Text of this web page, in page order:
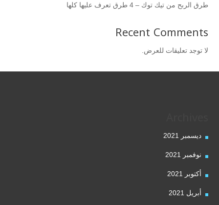
طرق الربح من تيك توك – 4 طرق تعرف عليها كلها
Recent Comments
لا توجد تعليقات للعرض.
ديسمبر 2021
نوفمبر 2021
أكتوبر 2021
أبريل 2021